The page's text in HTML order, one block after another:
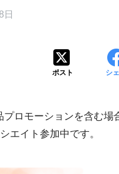
日
ポスト シ
ロモーションを含む場
エイト参加中です。